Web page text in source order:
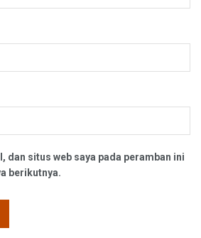
dan situs web saya pada peramban ini
berikutnya.